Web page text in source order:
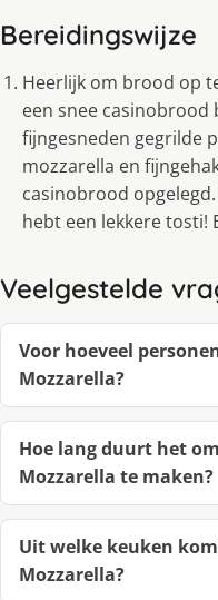
Bereidingswijze
Heerlijk om brood op
een snee casinobrood
fijngesneden gegrilde
mozzarella en
casinobrood
hebt een lekkere tosti!
Veelgestelde
Voor hoeveel
Mozzarella?
Hoe lang duurt het
Mozzarella te maken?
Uit welke keuken
Mozzarella?